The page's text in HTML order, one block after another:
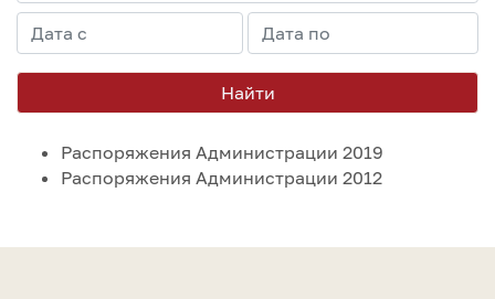
Найти
Распоряжения Администрации 2019
Распоряжения Администрации 2012